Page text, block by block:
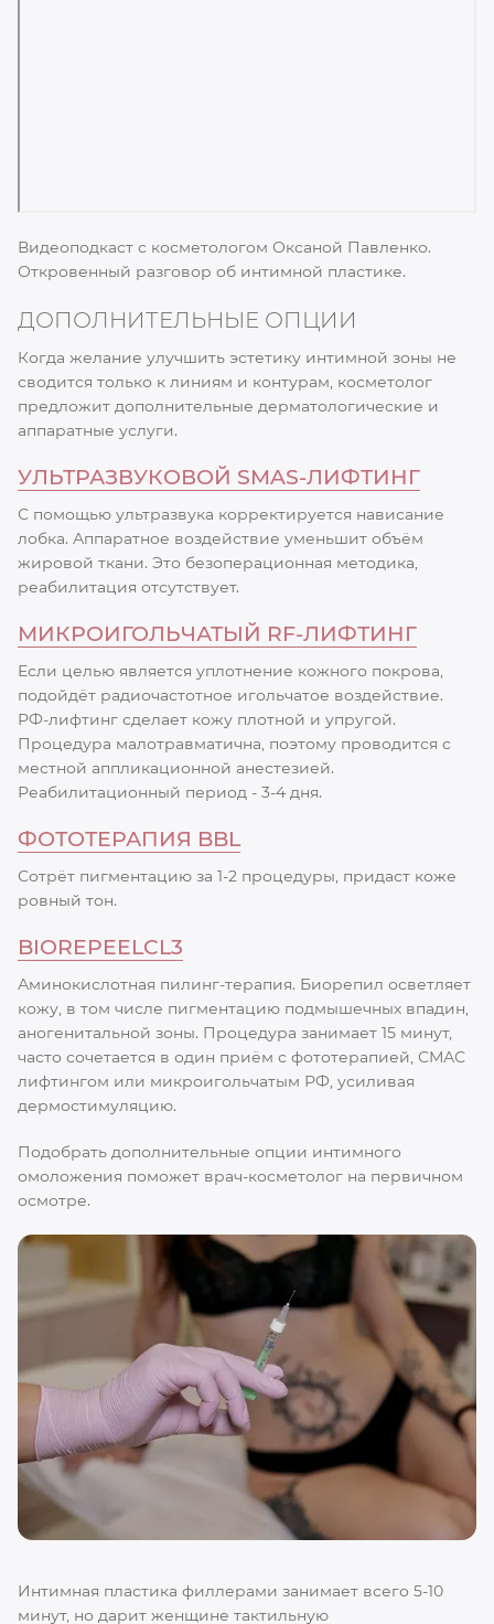
Видеоподкаст с косметологом Оксаной Павленко.
Откровенный разговор об интимной пластике.
ДОПОЛНИТЕЛЬНЫЕ ОПЦИИ
Когда желание улучшить эстетику интимной зоны не
сводится только к линиям и контурам, косметолог
предложит дополнительные дерматологические и
аппаратные услуги.
УЛЬТРАЗВУКОВОЙ SMAS-ЛИФТИНГ
С помощью ультразвука корректируется нависание
лобка. Аппаратное воздействие уменьшит объём
жировой ткани. Это безоперационная методика,
реабилитация отсутствует.
МИКРОИГОЛЬЧАТЫЙ RF-ЛИФТИНГ
Если целью является уплотнение кожного покрова,
подойдёт радиочастотное игольчатое воздействие.
РФ-лифтинг сделает кожу плотной и упругой.
Процедура малотравматична, поэтому проводится с
местной аппликационной анестезией.
Реабилитационный период - 3-4 дня.
ФОТОТЕРАПИЯ BBL
Сотрёт пигментацию за 1-2 процедуры, придаст коже
ровный тон.
BIOREPEELCL3
Аминокислотная пилинг-терапия. Биорепил осветляет
кожу, в том числе пигментацию подмышечных впадин,
аногенитальной зоны. Процедура занимает 15 минут,
часто сочетается в один приём с фототерапией, СМАС
лифтингом или микроигольчатым РФ, усиливая
дермостимуляцию.
Подобрать дополнительные опции интимного
омоложения поможет врач-косметолог на первичном
осмотре.
Интимная пластика филлерами занимает всего 5-10
минут, но дарит женщине тактильную